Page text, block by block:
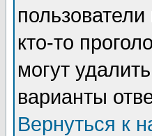
кто-то
могут
варианты
Вернуться к